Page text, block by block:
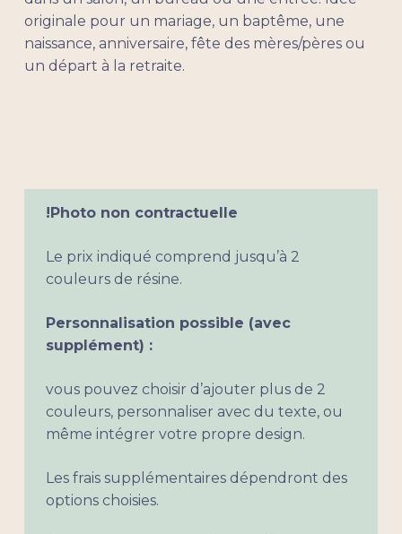
originale pour un mariage, un baptême, une
naissance, anniversaire, fête des mères/pères ou
un départ à la retraite.
!Photo non contractuelle
Le prix indiqué comprend jusqu’à 2
couleurs de résine.
Personnalisation possible (avec
supplément) :
vous pouvez choisir d’ajouter plus de 2
couleurs, personnaliser avec du texte, ou
même intégrer votre propre design.
Les frais supplémentaires dépendront des
options choisies.